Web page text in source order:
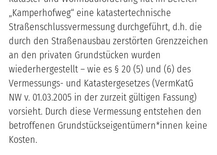
„Kamperhofweg“ eine katastertechnische
Straßenschlussvermessung durchgeführt, d.h. die
durch den Straßenausbau zerstörten Grenzzeichen
an den privaten Grundstücken wurden
wiederhergestellt – wie es § 20 (5) und (6) des
Vermessungs- und Katastergesetzes (VermKatG
NW v. 01.03.2005 in der zurzeit gültigen Fassung)
vorsieht. Durch diese Vermessung entstehen den
betroffenen Grundstückseigentümern*innen keine
Kosten.